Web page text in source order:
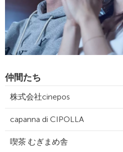
仲間たち
株式会社cinepos
capanna di CIPOLLA
喫茶 むぎまめ舎